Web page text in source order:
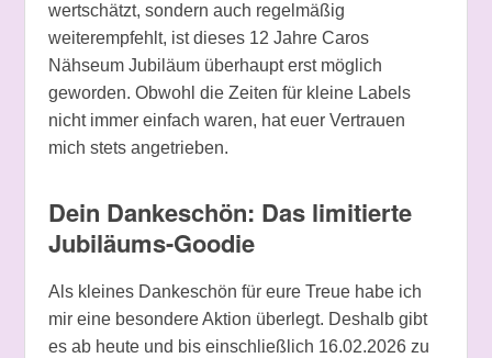
wertschätzt, sondern auch regelmäßig
weiterempfehlt, ist dieses 12 Jahre Caros
Nähseum Jubiläum überhaupt erst möglich
geworden. Obwohl die Zeiten für kleine Labels
nicht immer einfach waren, hat euer Vertrauen
mich stets angetrieben.
Dein Dankeschön: Das limitierte
Jubiläums-Goodie
Als kleines Dankeschön für eure Treue habe ich
mir eine besondere Aktion überlegt. Deshalb gibt
es ab heute und bis einschließlich 16.02.2026 zu